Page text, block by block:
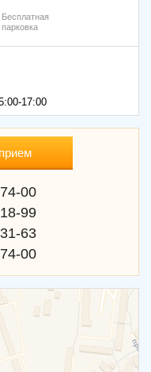
Бесплатная
парковка
17:00
00
99
63
00